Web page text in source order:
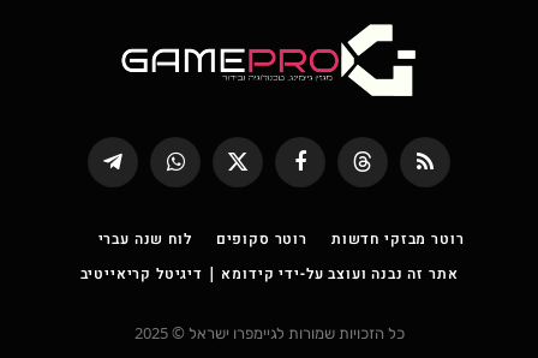
RSS
Threads פייסבוק
X
(טוויטר)
WhatsApp
Telegram
רוטר מבזקי חדשות רוטר סקופים
לוח שנה עברי
אתר זה נבנה ועוצב על-ידי קידומא | דיגיטל קריאייטיב
כל הזכויות שמורות לגיימפרו ישראל © 2025